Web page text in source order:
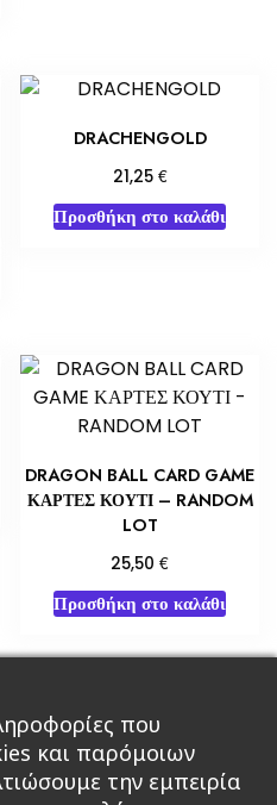
DRACHENGOLD
21,25 €
Προσθήκη στο καλάθι
DRAGON BALL CARD GAME
ΚΑΡΤΕΣ ΚΟΥΤΙ – RANDOM
LOT
25,50€
Προσθήκη στο καλάθι
4 5 6
που
και παρόμοιων
την εμπειρία